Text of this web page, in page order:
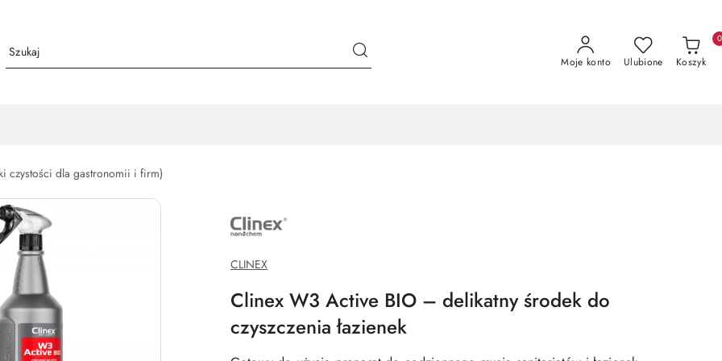
Moje konto Ulubione Koszyk
0
czystości dla gastronomii i firm)
PRODUCENTA:
CLINEX
CHEMIA
CLINEX
Clinex W3 Active BIO – delikatny środek do
czyszczenia łazienek